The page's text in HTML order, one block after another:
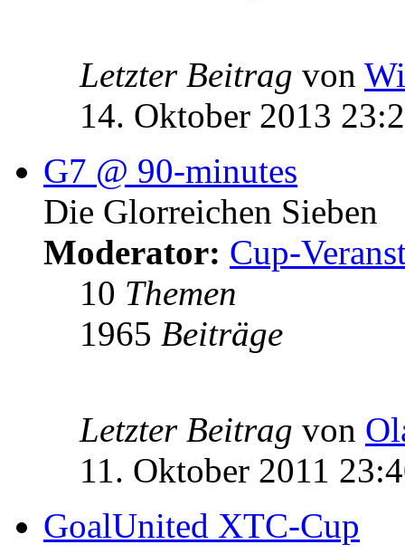
Letzter Beitrag von
14. Oktober 2013
G7 @ 90-minutes
Die Glorreichen Sieben
Moderator: Cup-
10 Themen
1965 Beiträge
Letzter Beitrag von
11. Oktober 2011
GoalUnited XTC-Cup